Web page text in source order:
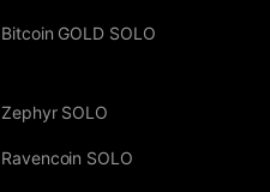
Bitcoin GOLD SOLO
Zephyr SOLO
Ravencoin SOLO